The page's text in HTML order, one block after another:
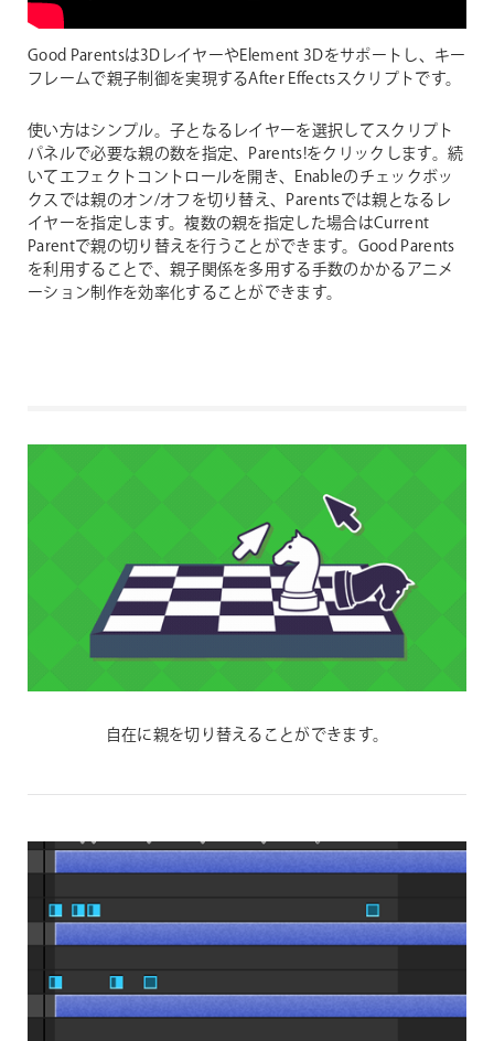
Good Parentsは3DレイヤーやElement 3Dをサポートし、キー
フレームで親子制御を実現するAfter Effectsスクリプトです。
使い方はシンプル。子となるレイヤーを選択してスクリプト
パネルで必要な親の数を指定、Parents!をクリックします。続
いてエフェクトコントロールを開き、Enableのチェックボッ
クスでは親のオン/オフを切り替え、Parentsでは親となるレ
イヤーを指定します。複数の親を指定した場合はCurrent
Parentで親の切り替えを行うことができます。Good Parents
を利用することで、親子関係を多用する手数のかかるアニメ
ーション制作を効率化することができます。
自在に親を切り替えることができます。